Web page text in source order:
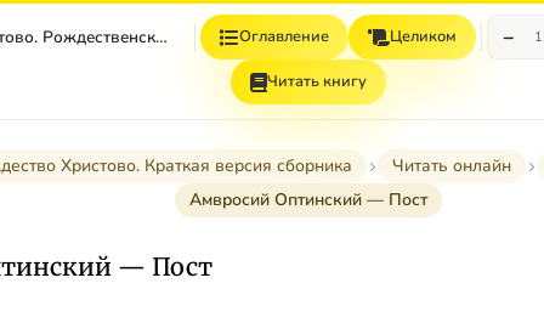
Рождество Христово. Рождественский Пост Оглавление Целиком −
Читать книгу
Христово. Краткая версия сборника
Читать онлайн
Амвросий Оптинский — Пост
— Пост